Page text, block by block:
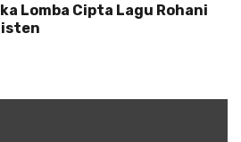
Lomba Cipta Lagu Rohani